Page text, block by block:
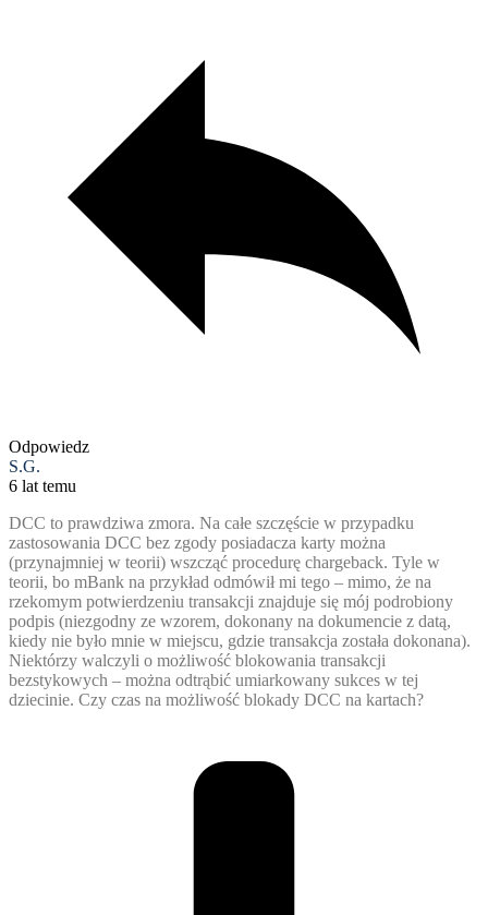
Odpowiedz
S.G.
6 lat temu
DCC to prawdziwa zmora. Na całe szczęście w przypadku
zastosowania DCC bez zgody posiadacza karty można
(przynajmniej w teorii) wszcząć procedurę chargeback. Tyle w
teorii, bo mBank na przykład odmówił mi tego – mimo, że na
rzekomym potwierdzeniu transakcji znajduje się mój podrobiony
podpis (niezgodny ze wzorem, dokonany na dokumencie z datą,
kiedy nie było mnie w miejscu, gdzie transakcja została dokonana).
Niektórzy walczyli o możliwość blokowania transakcji
bezstykowych – można odtrąbić umiarkowany sukces w tej
dziecinie. Czy czas na możliwość blokady DCC na kartach?